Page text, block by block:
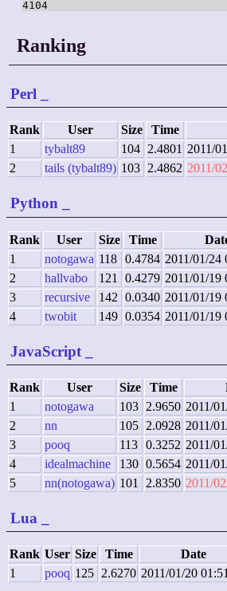
Ranking
Perl
Rank User Size Time
1
tybalt89 104 2.4801 2011/
2
tails (tybalt89) 103 2.4862 2011/
Python
Rank User Size Time
1
notogawa 118 0.4784 2011/01/24
2
hallvabo 121 0.4279 2011/01/19
3
recursive 142 0.0340 2011/01/19
4
twobit 149 0.0354 2011/01/19
JavaScript
Rank User Size Time
1
notogawa 103 2.9650 2011/
2
nn 105 2.0928 2011/
3
pooq 113 0.3252 2011/
4
idealmachine 130 0.5654 2011/
5
nn(notogawa) 101 2.8350 2011/
Lua
Rank User Size Time Date
1
pooq 125 2.6270 2011/01/20